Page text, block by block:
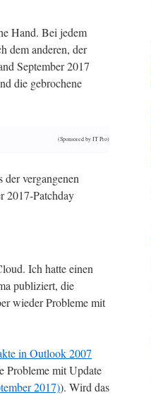
Hand. Bei jedem
dem anderen, der
September 2017
die gebrochene
(Sponsored by IT Pro)
vergangenen
2017-Patchday
Ich hatte einen
publiziert, die
wieder Probleme mit
in Outlook 2007
Probleme mit Update
2017)). Wird das